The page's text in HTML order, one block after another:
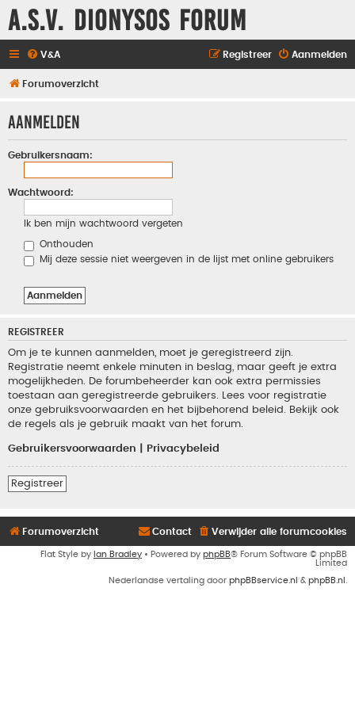
A.S.V. Dionysos Forum
V&A Aanmelden
Registreer
Forumoverzicht
Aanmelden
Gebruikersnaam:
Wachtwoord:
Ik ben mijn wachtwoord vergeten
Onthouden
Mij deze sessie niet weergeven in de lijst met online gebruikers
REGISTREER
Om je te kunnen aanmelden, moet je geregistreerd zijn.
Registratie neemt enkele minuten in beslag, maar geeft je extra
mogelijkheden. De forumbeheerder kan ook extra permissies
toestaan aan geregistreerde gebruikers. Lees voor registratie
onze gebruiksvoorwaarden en het bijbehorend beleid. Bekijk ook
de regels als je gebruik maakt van het forum.
Gebruikersvoorwaarden Privacybeleid
Registreer
Forumoverzicht Verwijder alle forumcookies
Contact
Flat Style by Ian Bradley • Powered by phpBB® Forum Software © phpBB
Limited
Nederlandse vertaling door phpBBservice.nl & phpBB.nl .